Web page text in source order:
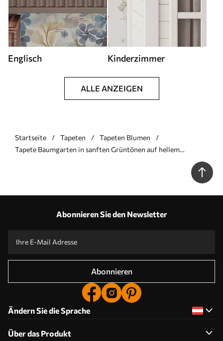
Englisch Kinderzimmer
ALLE ANZEIGEN
Startseite Tapeten
Tapeten Blumen
Tapete Baumgarten in sanften Grüntönen auf hellem
Abonnieren Sie den Newsletter
Abonnieren
Ändern Sie die Sprache
Über das Produkt